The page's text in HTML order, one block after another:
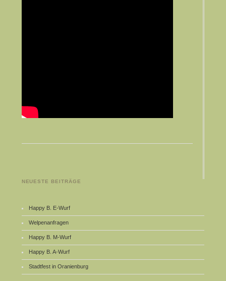
NEUESTE BEITRÄGE
Happy B. E-Wurf
Welpenanfragen
Happy B. M-Wurf
Happy B. A-Wurf
Stadtfest in Oranienburg